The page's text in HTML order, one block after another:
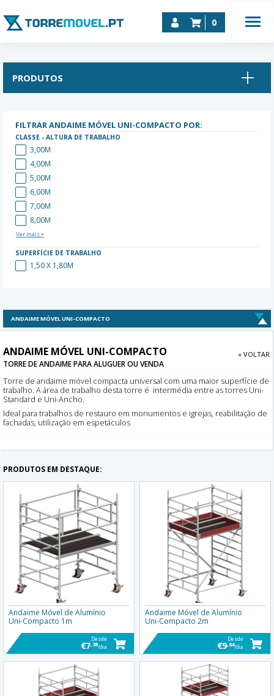
0
PRODUTOS
FILTRAR ANDAIME MÓVEL UNI-COMPACTO POR:
CLASSE - ALTURA DE TRABALHO
3,00M
4,00M
5,00M
6,00M
7,00M
8,00M
SUPERFÍCIE DE TRABALHO
1,50 X 1,80M
ANDAIME MÓVEL UNI-COMPACTO
« VOLTAR
ANDAIME MÓVEL UNI-COMPACTO
TORRE DE ANDAIME PARA ALUGUER OU VENDA
Torre de andaime móvel compacta universal com uma maior superfície de
trabalho. A área de trabalho desta torre é intermédia entre as torres Uni-
Standard e Uni-Ancho.
Ideal para trabalhos de restauro em monumentos e igrejas, reabilitação de
fachadas, utilização em espetáculos
PRODUTOS EM DESTAQUE:
Andaime Móvel de Alumínio
Uni-Compacto 1m
Desde
€7,38/dia
Andaime Móvel de Alumínio
Uni-Compacto 2m
Desde
€9,84/dia